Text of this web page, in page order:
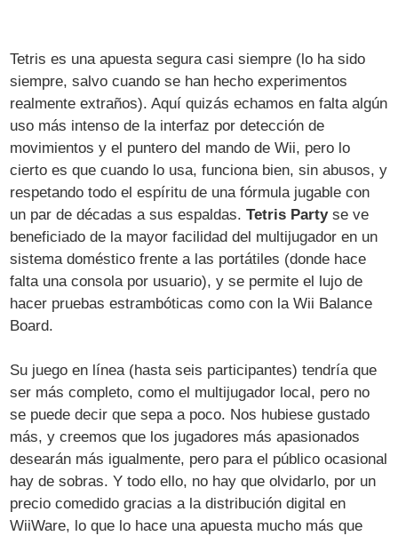
Tetris es una apuesta segura casi siempre (lo ha sido
siempre, salvo cuando se han hecho experimentos
realmente extraños). Aquí quizás echamos en falta algún
uso más intenso de la interfaz por detección de
movimientos y el puntero del mando de Wii, pero lo
cierto es que cuando lo usa, funciona bien, sin abusos, y
respetando todo el espíritu de una fórmula jugable con
un par de décadas a sus espaldas.Tetris Partyse ve
beneficiado de la mayor facilidad del multijugador en un
sistema doméstico frente a las portátiles (donde hace
falta una consola por usuario), y se permite el lujo de
hacer pruebas estrambóticas como con la Wii Balance
Board.
Su juego en línea (hasta seis participantes) tendría que
ser más completo, como el multijugador local, pero no
se puede decir que sepa a poco. Nos hubiese gustado
más, y creemos que los jugadores más apasionados
desearán más igualmente, pero para el público ocasional
hay de sobras. Y todo ello, no hay que olvidarlo, por un
precio comedido gracias a la distribución digital en
WiiWare, lo que lo hace una apuesta mucho más que